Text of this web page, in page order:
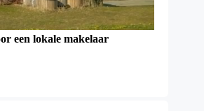
een lokale makelaar